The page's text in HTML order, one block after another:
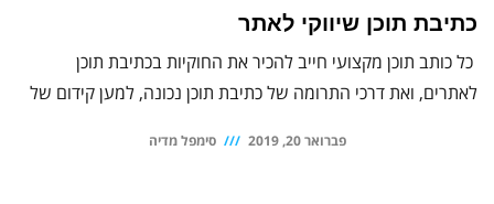
כתיבת תוכן שיווקי לאתר
כל כותב תוכן מקצועי חייב להכיר את החוקיות בכתיבת תוכן
לאתרים, ואת דרכי התרומה של כתיבת תוכן נכונה, למען קידום של
פברואר 20, 2019 סימפל מדיה